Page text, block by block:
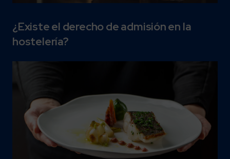
¿Existe el derecho de admisión en la
hostelería?